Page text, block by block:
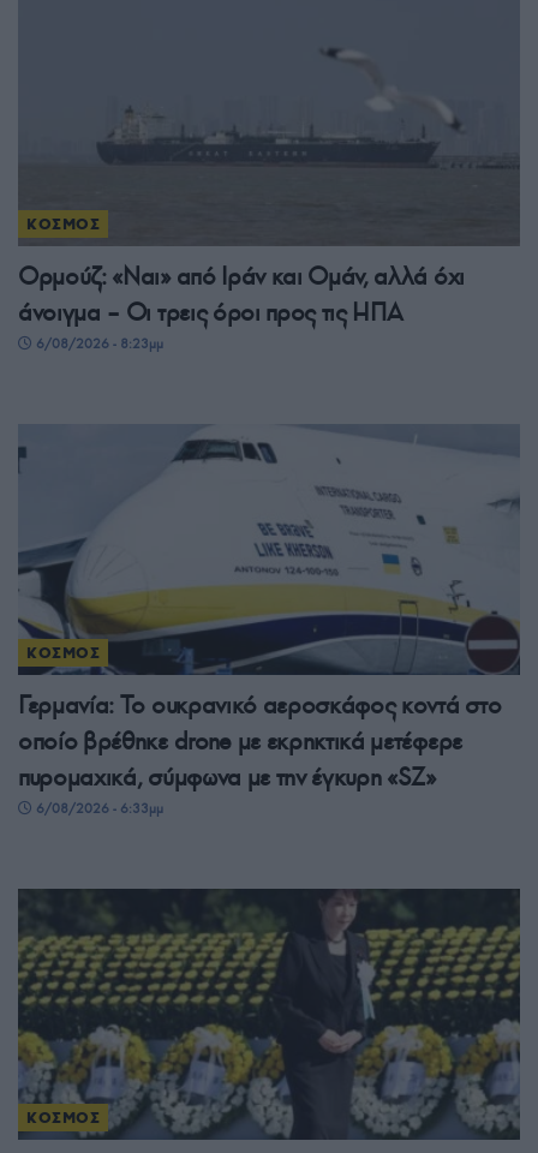
ΚΟΣΜΟΣ
Ορμούζ: «Ναι» από Ιράν και Ομάν, αλλά όχι
άνοιγμα – Οι τρεις όροι προς τις ΗΠΑ
6/08/2026 - 8:23μμ
ΚΟΣΜΟΣ
Γερμανία: Το ουκρανικό αεροσκάφος κοντά στο
οποίο βρέθηκε drone με εκρηκτικά μετέφερε
πυρομαχικά, σύμφωνα με την έγκυρη «SZ»
6/08/2026 - 6:33μμ
ΚΟΣΜΟΣ